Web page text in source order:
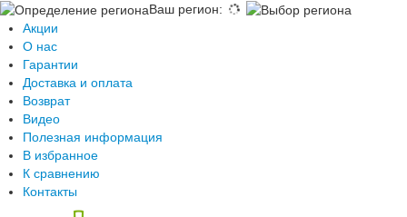
Ваш регион:
Акции
О нас
Гарантии
Доставка и оплата
Возврат
Видео
Полезная информация
В избранное
К сравнению
Контакты